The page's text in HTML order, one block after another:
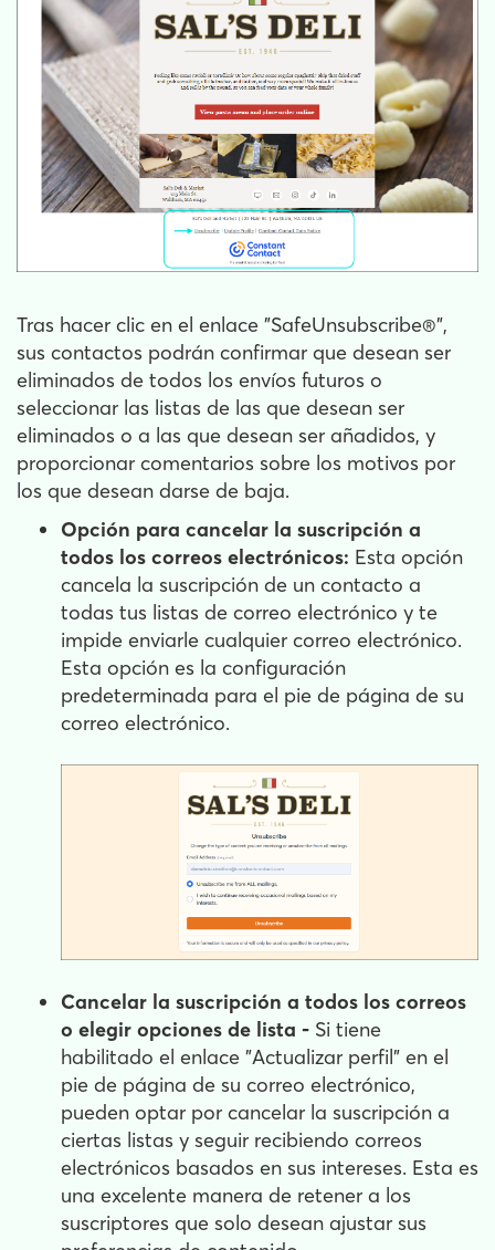
Tras hacer clic en el enlace "SafeUnsubscribe®",
sus contactos podrán confirmar que desean ser
eliminados de todos los envíos futuros o
seleccionar las listas de las que desean ser
eliminados o a las que desean ser añadidos, y
proporcionar comentarios sobre los motivos por
los que desean darse de baja.
Opción para cancelar la suscripción a
todos los correos electrónicos: Esta opción
cancela la suscripción de un contacto a
todas tus listas de correo electrónico y te
impide enviarle cualquier correo electrónico.
Esta opción es la configuración
predeterminada para el pie de página de su
correo electrónico.
Cancelar la suscripción a todos los correos
o elegir opciones de lista - Si tiene
habilitado el enlace "Actualizar perfil" en el
pie de página de su correo electrónico,
pueden optar por cancelar la suscripción a
ciertas listas y seguir recibiendo correos
electrónicos basados en sus intereses. Esta es
una excelente manera de retener a los
suscriptores que solo desean ajustar sus